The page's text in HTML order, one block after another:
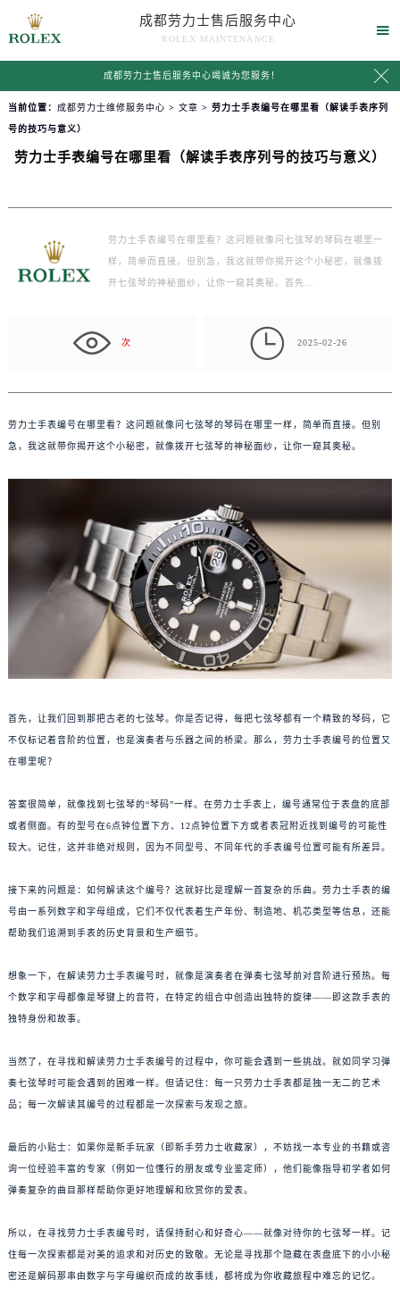
成都劳力士售后服务中心
ROLEX MAINTENANCE

成都劳力士售后服务中心竭诚为您服务！ 
当前位置： 成都劳力士维修服务中心 > 文章 > 劳力士手表编号在哪里看（解读手表序列
号的技巧与意义）
劳力士手表编号在哪里看（解读手表序列号的技巧与意义）
劳力士手表编号在哪里看？这问题就像问七弦琴的琴码在哪里一
样，简单而直接。但别急，我这就带你揭开这个小秘密，就像拨
开七弦琴的神秘面纱，让你一窥其奥秘。首先…
次  2025-02-26
劳力士手表编号在哪里看？这问题就像问七弦琴的琴码在哪里一样，简单而直接。但别
急，我这就带你揭开这个小秘密，就像拨开七弦琴的神秘面纱，让你一窥其奥秘。
首先，让我们回到那把古老的七弦琴。你是否记得，每把七弦琴都有一个精致的琴码，它
不仅标记着音阶的位置，也是演奏者与乐器之间的桥梁。那么，劳力士手表编号的位置又
在哪里呢？
答案很简单，就像找到七弦琴的“琴码”一样。在劳力士手表上，编号通常位于表盘的底部
或者侧面。有的型号在6点钟位置下方、12点钟位置下方或者表冠附近找到编号的可能性
较大。记住，这并非绝对规则，因为不同型号、不同年代的手表编号位置可能有所差异。
接下来的问题是：如何解读这个编号？这就好比是理解一首复杂的乐曲。劳力士手表的编
号由一系列数字和字母组成，它们不仅代表着生产年份、制造地、机芯类型等信息，还能
帮助我们追溯到手表的历史背景和生产细节。
想象一下，在解读劳力士手表编号时，就像是演奏者在弹奏七弦琴前对音阶进行预热。每
个数字和字母都像是琴键上的音符，在特定的组合中创造出独特的旋律——即这款手表的
独特身份和故事。
当然了，在寻找和解读劳力士手表编号的过程中，你可能会遇到一些挑战。就如同学习弹
奏七弦琴时可能会遇到的困难一样。但请记住：每一只劳力士手表都是独一无二的艺术
品；每一次解读其编号的过程都是一次探索与发现之旅。
最后的小贴士：如果你是新手玩家（即新手劳力士收藏家），不妨找一本专业的书籍或咨
询一位经验丰富的专家（例如一位懂行的朋友或专业鉴定师），他们能像指导初学者如何
弹奏复杂的曲目那样帮助你更好地理解和欣赏你的爱表。
所以，在寻找劳力士手表编号时，请保持耐心和好奇心——就像对待你的七弦琴一样。记
住每一次探索都是对美的追求和对历史的致敬。无论是寻找那个隐藏在表盘底下的小小秘
密还是解码那串由数字与字母编织而成的故事线，都将成为你收藏旅程中难忘的记忆。